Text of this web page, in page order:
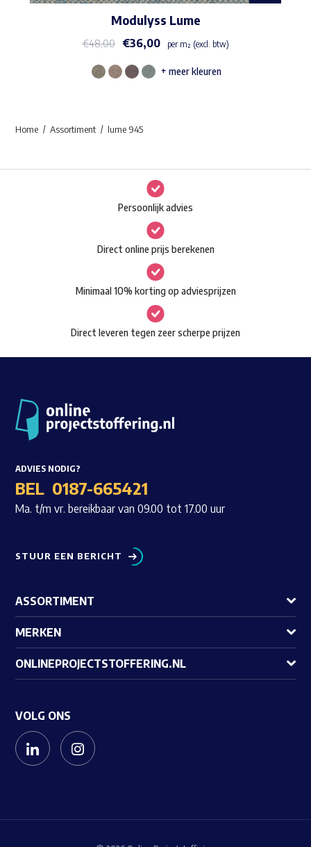
Waar ben je naar op zoek?
Modulyss Lume
€48,00 €36,00 per m² (excl. btw)
Dit
Deze
optie
kan
gekozen
worden
op
de
productpagina
+ meer kleuren
Home Assortiment lume 945
Persoonlijk advies
Direct online prijs berekenen
Minimaal 10% korting op adviesprijzen
Direct leveren tegen zeer scherpe prijzen
ADVIES NODIG?
BEL 0187-665421
Ma. t/m vr. bereikbaar van 09.00 tot 17.00 uur
STUUR EEN BERICHT
ASSORTIMENT
MERKEN
ONLINEPROJECTSTOFFERING.NL
VOLG ONS